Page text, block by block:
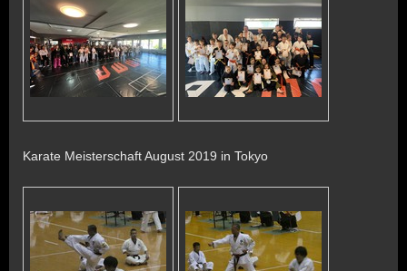
Karate Meisterschaft August 2019 in Tokyo